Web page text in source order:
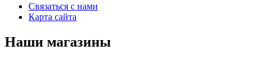
Связаться с нами
Карта сайта
Наши магазины